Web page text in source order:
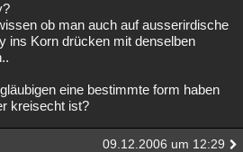
ob man auch auf ausserirdische
ins Korn drücken mit denselben
eine bestimmte form haben
kreisecht ist?
09.12.2006 um 12:29